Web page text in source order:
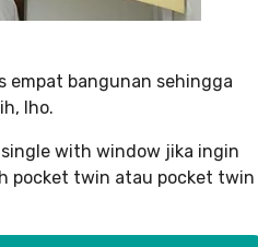
empat bangunan sehingga
lho.
with window jika ingin
pocket twin atau pocket twin